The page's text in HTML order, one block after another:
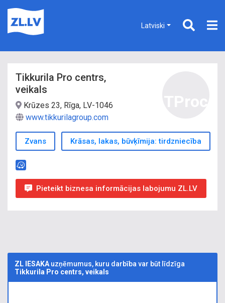
Latviski
Tikkurila Pro centrs,
veikals
Krūzes 23, Rīga, LV-1046
www.tikkurilagroup.com
Zvans Krāsas, lakas, būvķīmija: tirdzniecība
Pieteikt biznesa informācijas labojumu ZL.LV
ZL IESAKA uzņēmumus, kuru darbība var būt līdzīga
Tikkurila Pro centrs, veikals